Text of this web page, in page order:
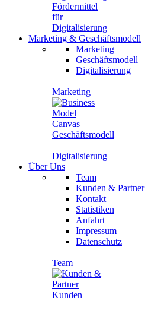
Fördermittel
für
Digitalisierung
Marketing & Geschäftsmodell
Marketing
Geschäftsmodell
Digitalisierung
Marketing
Geschäftsmodell
Digitalisierung
Über Uns
Team
Kunden & Partner
Kontakt
Statistiken
Anfahrt
Impressum
Datenschutz
Team
Kunden